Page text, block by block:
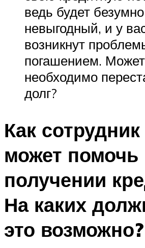
ведь будет
невыгодный, и у
возникнут
погашением.
необходимо
долг?
Как
может помочь
получении
На каких
это возможно?